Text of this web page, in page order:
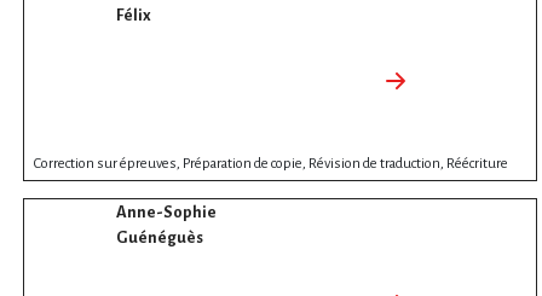
Félix
Correction sur épreuves, Préparation de copie, Révision de traduction, Réécriture
Anne-Sophie
Guénéguès